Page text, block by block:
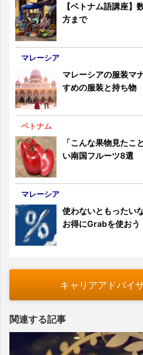
【ベトナム語講座】
方まで
マレーシア
マレーシアの服装マ
すめの服装と持ち物
ベトナム
「こんな果物見たこ
い南国フルーツ8選
マレーシア
使わないともったい
お得にGrabを使おう
キャリアアドバイ
関連する記事